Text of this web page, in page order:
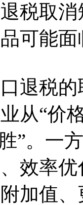
税取
可能
退税
从“价
”。一
效率
加值